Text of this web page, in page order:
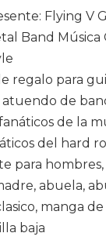
Flying V
Band
regalo para
atuendo de
de la
del hard
para
abuela,
manga
baja